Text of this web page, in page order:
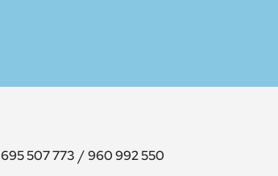
695 507 773 /960 992 550